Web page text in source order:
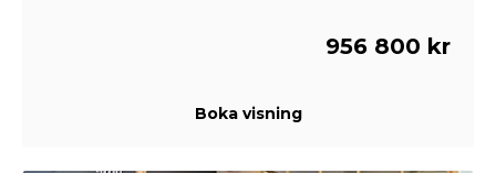
956 800 kr
Boka visning